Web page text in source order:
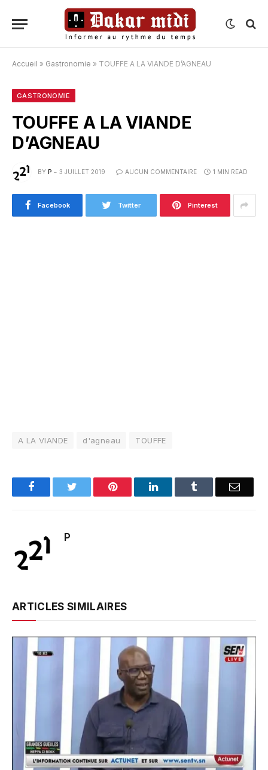
Accueil » Gastronomie » TOUFFE A LA VIANDE D’AGNEAU
GASTRONOMIE
TOUFFE A LA VIANDE
D’AGNEAU
BY P 3 JUILLET 2019 AUCUN COMMENTAIRE 1 MIN READ
Facebook Twitter Pinterest
A LA VIANDE d'agneau TOUFFE
FacebookTwitter Pinterest LinkedInTumblr Email
P
ARTICLES SIMILAIRES